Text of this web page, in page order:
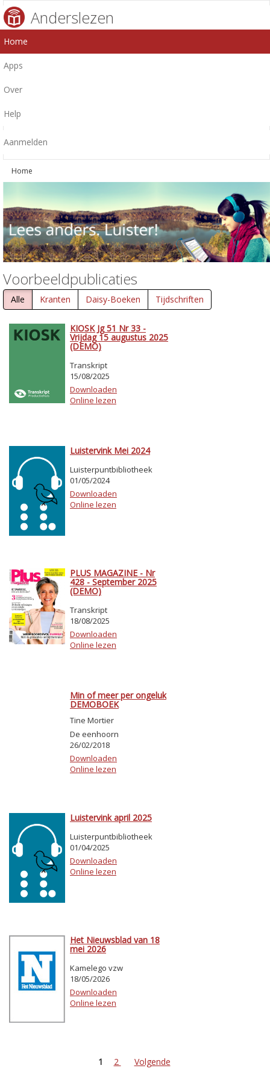
Anderslezen
Home
Apps
Over
Help
Aanmelden
Home
Voorbeeldpublicaties
Alle Kranten Daisy-Boeken Tijdschriften
KIOSK Jg 51 Nr 33 -
Vrijdag 15 augustus 2025
(DEMO)
Transkript
15/08/2025
Downloaden
Online lezen
Luistervink Mei 2024
Luisterpuntbibliotheek
01/05/2024
Downloaden
Online lezen
PLUS MAGAZINE - Nr
428 - September 2025
(DEMO)
Transkript
18/08/2025
Downloaden
Online lezen
Min of meer per ongeluk
DEMOBOEK
Tine Mortier
De eenhoorn
26/02/2018
Downloaden
Online lezen
Luistervink april 2025
Luisterpuntbibliotheek
01/04/2025
Downloaden
Online lezen
Het Nieuwsblad van 18
mei 2026
Kamelego vzw
18/05/2026
Downloaden
Online lezen
1 2 Volgende